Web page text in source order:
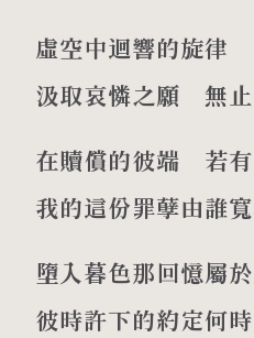
虛空中迴響的旋律
汲取哀憐之願 無止
在贖償的彼端 若有
我的這份罪孽由誰
墮入暮色那回憶屬
彼時許下的約定何